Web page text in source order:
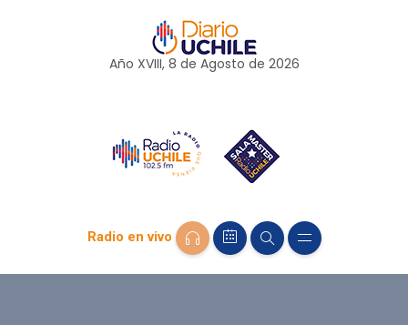
Año XVIII, 8 de Agosto de 2026
Radio en vivo